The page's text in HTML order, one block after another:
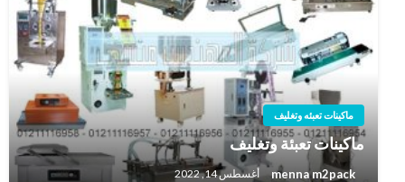
ماكينات تعبئه وتغليف
ماكينات تعبئة وتغليف
menna m2pack أغسطس 14, 2022